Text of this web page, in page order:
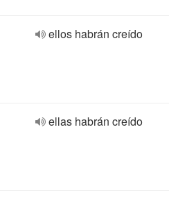
ellos habrán creído
ellas habrán creído